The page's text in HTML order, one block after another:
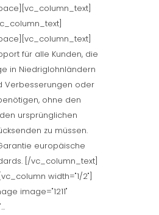
für alle Kunden, die
in Niedriglohnländern
Verbesserungen oder
ohne den
ursprünglichen
zu müssen.
europäische
[/vc_column_text]
width="1/2"]
image="1211"